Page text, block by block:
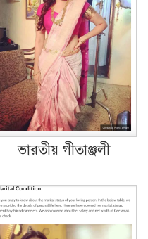
ভারতীয় গীতাঞ্জলী